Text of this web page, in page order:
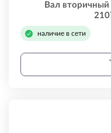
Вал
наличие в сети